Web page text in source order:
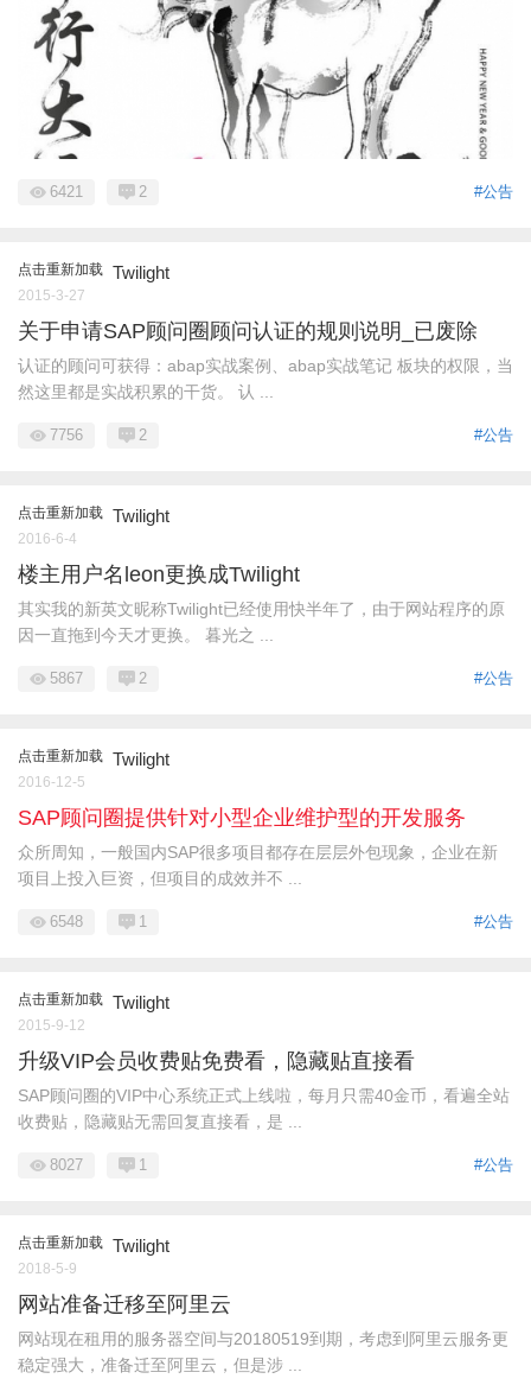
#公告
6421 2
点击重新加载 Twilight
2015-3-27
关于申请SAP顾问圈顾问认证的规则说明_已废除
认证的顾问可获得：abap实战案例、abap实战笔记 板块的权限，当
然这里都是实战积累的干货。 认 ...
#公告
7756 2
点击重新加载 Twilight
2016-6-4
楼主用户名leon更换成Twilight
其实我的新英文昵称Twilight已经使用快半年了，由于网站程序的原
因一直拖到今天才更换。 暮光之 ...
#公告
5867 2
点击重新加载 Twilight
2016-12-5
SAP顾问圈提供针对小型企业维护型的开发服务
众所周知，一般国内SAP很多项目都存在层层外包现象，企业在新
项目上投入巨资，但项目的成效并不 ...
#公告
6548 1
点击重新加载 Twilight
2015-9-12
升级VIP会员收费贴免费看，隐藏贴直接看
SAP顾问圈的VIP中心系统正式上线啦，每月只需40金币，看遍全站
收费贴，隐藏贴无需回复直接看，是 ...
#公告
8027 1
点击重新加载 Twilight
2018-5-9
网站准备迁移至阿里云
网站现在租用的服务器空间与20180519到期，考虑到阿里云服务更
稳定强大，准备迁至阿里云，但是涉 ...